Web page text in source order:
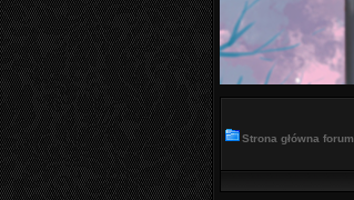
Strona główna forum